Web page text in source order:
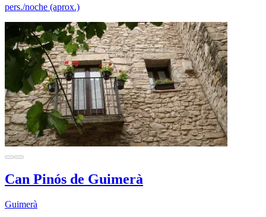
pers./noche (aprox.)
Can Pinós de Guimerà
Guimerà